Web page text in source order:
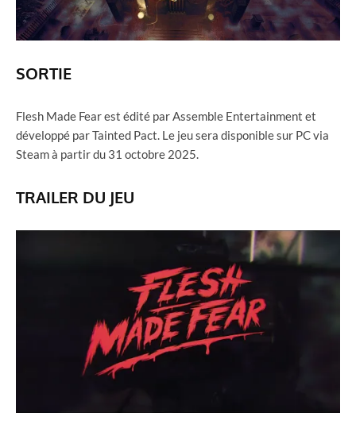
SORTIE
Flesh Made Fear est édité par Assemble Entertainment et
développé par Tainted Pact. Le jeu sera disponible sur PC via
Steam à partir du 31 octobre 2025.
TRAILER DU JEU